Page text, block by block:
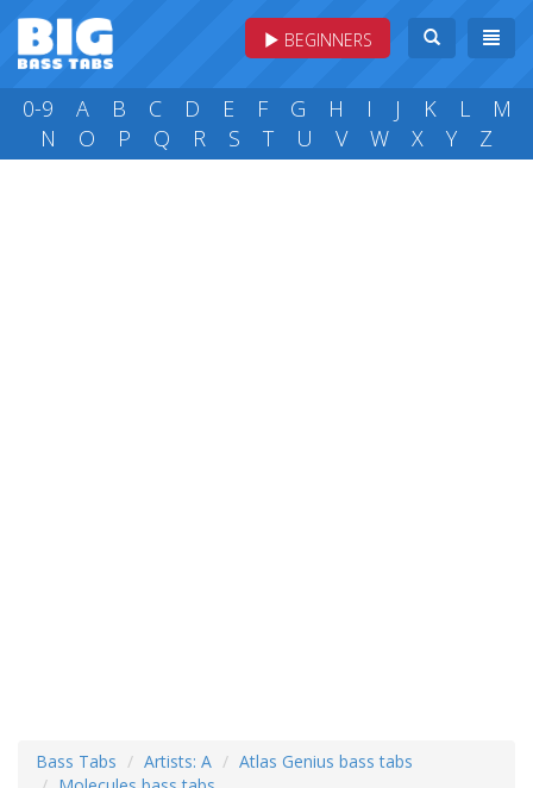
BEGINNERS
0-9 A B C D E F G H I J K L
M
N
O P Q R S T U V W X Y Z
Bass Tabs Artists: A
Atlas Genius bass tabs